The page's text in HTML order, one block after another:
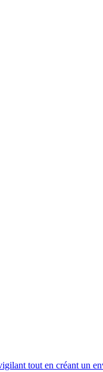
tout en créant un